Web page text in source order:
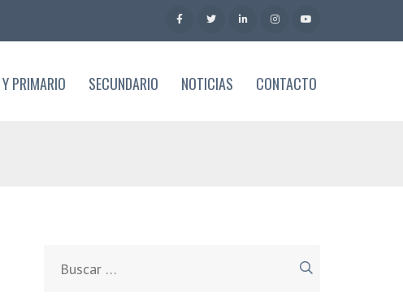
PRIMARIO SECUNDARIO NOTICIAS CONTACTO
Buscar: